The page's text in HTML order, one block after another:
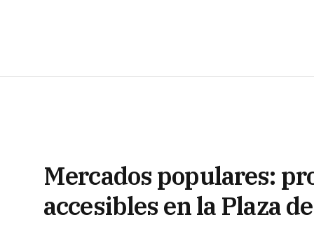
Mercados populares:
accesibles en la Plaza